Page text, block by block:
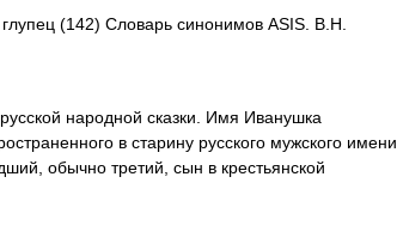
(142) Словарь синонимов ASIS. В.Н.
народной сказки. Имя Иванушка
в старину русского мужского имени
обычно третий, сын в крестьянской